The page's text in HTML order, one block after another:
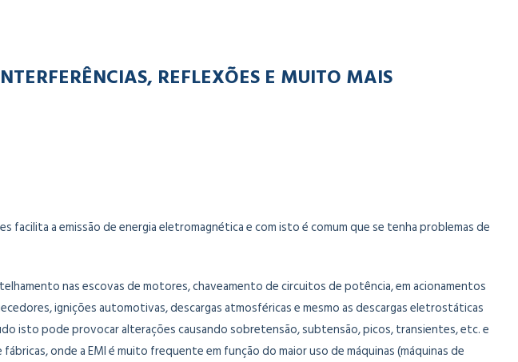
REFLEXÕES E MUITO MAIS
a emissão de energia eletromagnética e com isto é comum que se tenha problemas de
nas escovas de motores, chaveamento de circuitos de potência, em acionamentos
ignições automotivas, descargas atmosféricas e mesmo as descargas eletrostáticas
isto pode provocar alterações causando sobretensão, subtensão, picos, transientes, etc. e
onde a EMI é muito frequente em função do maior uso de máquinas (máquinas de